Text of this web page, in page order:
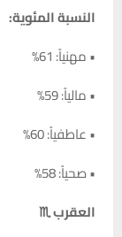
النسبة المئوية:
• مهنياً: 61%
• مالياً: 59%
• عاطفياً: 60%
• صحياً: 58%
العقرب ♏